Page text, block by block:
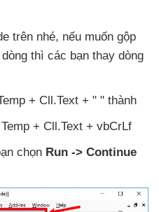
trên nhé, nếu muốn gộp
thì các bạn thay dòng
+ Cll.Text + " "thành
+ Cll.Text + vbCrLf
chọn Run -> Continue